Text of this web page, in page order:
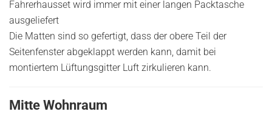
Fahrerhausset wird immer mit einer langen Packtasche
ausgeliefert
Die Matten sind so gefertigt, dass der obere Teil der
Seitenfenster abgeklappt werden kann, damit bei
montiertem Lüftungsgitter Luft zirkulieren kann.
Mitte Wohnraum